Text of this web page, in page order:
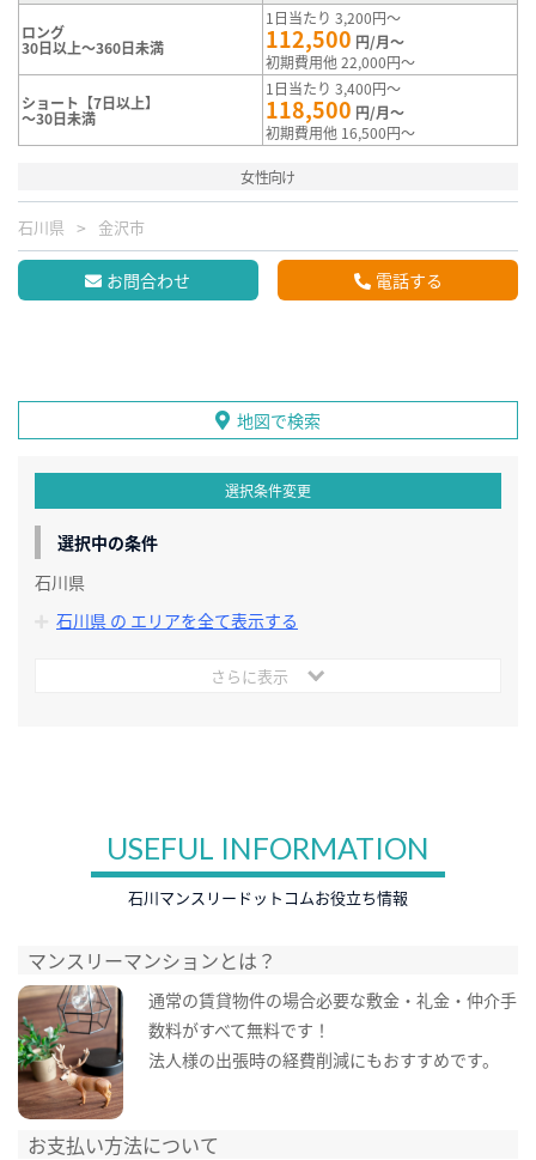
ロング
30日以上～360日未満
1日当たり 3,200円～
112,500 円/月～
初期費用他 22,000円～
ショート【7日以上】
～30日未満
1日当たり 3,400円～
118,500 円/月～
初期費用他 16,500円～
女性向け
石川県 金沢市
お問合わせ 電話する
地図で検索
選択条件変更
選択中の条件
石川県
石川県 の エリアを全て表示する
さらに表示
USEFUL INFORMATION
石川マンスリードットコムお役立ち情報
マンスリーマンションとは？
通常の賃貸物件の場合必要な敷金・礼金・仲介手
数料がすべて無料です！
法人様の出張時の経費削減にもおすすめです。
お支払い方法について